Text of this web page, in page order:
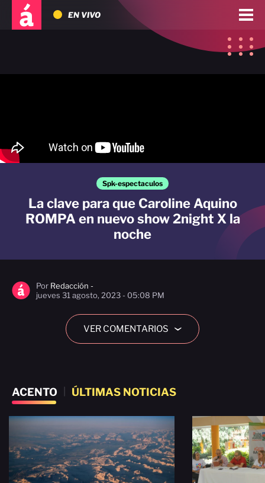
EN VIVO
Spk-espectaculos
La clave para que Caroline Aquino
ROMPA en nuevo show 2night X la
noche
Por Redacción -
jueves 31 agosto, 2023 - 05:08 PM
VER COMENTARIOS ›
ACENTO ÚLTIMAS NOTICIAS